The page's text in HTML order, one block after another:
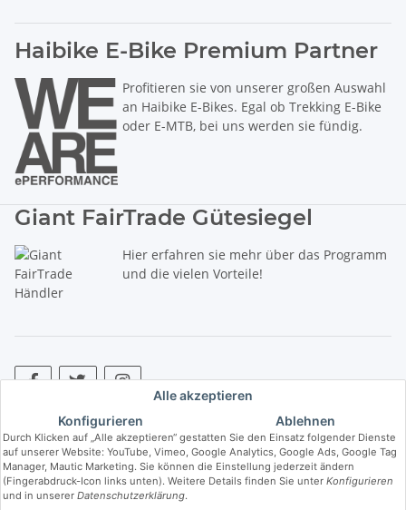
Alle akzeptieren
Konfigurieren
Ablehnen
Durch Klicken auf „Alle akzeptieren“ gestatten Sie den Einsatz folgender Dienste
auf unserer Website: YouTube, Vimeo, Google Analytics, Google Ads, Google Tag
Manager, Mautic Marketing. Sie können die Einstellung jederzeit ändern
(Fingerabdruck-Icon links unten). Weitere Details finden Sie unter Konfigurieren
und in unserer Datenschutzerklärung.
Haibike E-Bike Premium Partner
Profitieren sie von unserer großen Auswahl
an Haibike E-Bikes. Egal ob Trekking E-Bike
oder E-MTB, bei uns werden sie fündig.
Giant FairTrade Gütesiegel
Hier erfahren sie mehr über das Programm
und die vielen Vorteile!
* Alle Preise inkl. gesetzlicher USt., zzgl.
. ** Hierbei handelt es
sich um die unverbindliche Preisempfehlung des Herstellers (kurz UVP).
© Copyright © 2017 bis 2025 bike-store de Vertriebs GmbH - Der Radladen
& E-Bike Speziallist aus Haßfurt. Wir führen die Brands Haibike, Cube,